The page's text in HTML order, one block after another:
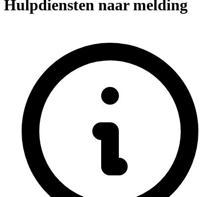
Hulpdiensten naar melding